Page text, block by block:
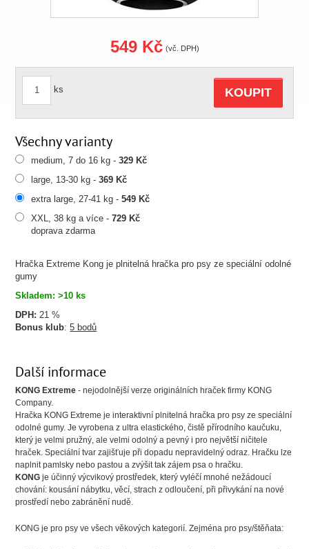
Hračka Extreme Kong je plnitelná hračka pro psy ze speciální odolné
gumy
Skladem: >10 ks
DPH: 21 %
Bonus klub:5 bodů
549 Kč (vč. DPH)
ks KOUPIT
Všechny varianty
medium, 7 do 16 kg -329 Kč
large, 13-30 kg -369 Kč
extra large, 27-41 kg -549 Kč
XXL, 38 kg a více -729 Kč
doprava zdarma
Další informace
KONG Extreme- nejodolnější verze originálních hraček firmy KONG
Company.
Hračka KONG Extreme je interaktivní plnitelná hračka pro psy ze speciální
odolné gumy. Je vyrobena z ultra elastického, čistě přírodního kaučuku,
který je velmi pružný, ale velmi odolný a pevný i pro největší ničitele
hraček. Speciální tvar zajišťuje při dopadu nepravidelný odraz. Hračku lze
naplnit pamlsky nebo pastou a zvýšit tak zájem psa o hračku.
KONG je účinný výcvikový prostředek, který vyléčí mnohé nežádoucí
chování: kousání nábytku, věcí, strach z odloučení, při přivykání na nové
prostředí nebo zabránění nudě.
KONG je pro psy ve všech věkových kategorií. Zejména pro psy/štěňata: